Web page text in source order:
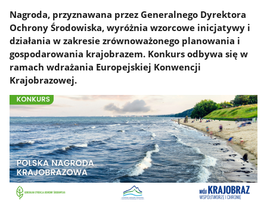
Nagroda, przyznawana przez Generalnego Dyrektora
Ochrony Środowiska, wyróżnia wzorcowe inicjatywy i
działania w zakresie zrównoważonego planowania i
gospodarowania krajobrazem. Konkurs odbywa się w
ramach wdrażania Europejskiej Konwencji
Krajobrazowej.